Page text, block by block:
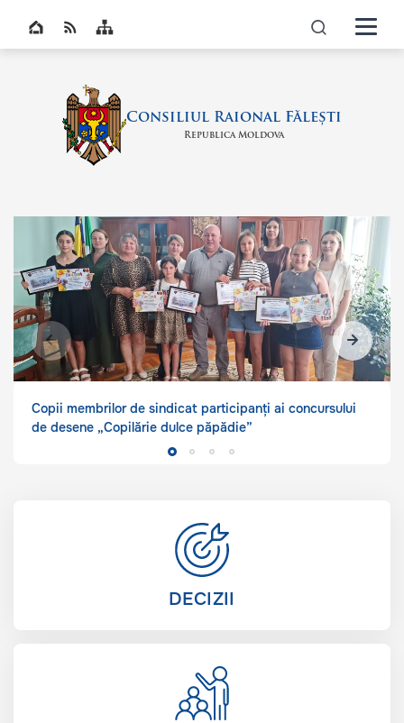
Top bar navigation icon
Consiliul Raional Fălești
Republica Moldova
Copii membrilor de sindicat participanți ai concursului
de desene „Copilărie dulce păpădie”
DECIZII